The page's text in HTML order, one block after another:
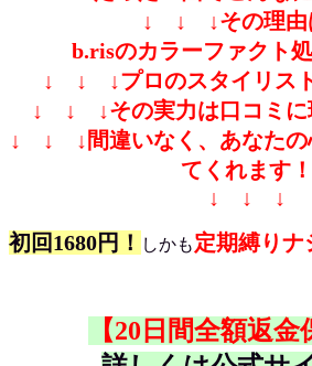
↓ ↓ ↓その理由
b.risのカラーファクト
↓ ↓ ↓プロのスタイリス
↓ ↓ ↓その実力は口コミに
↓ ↓ ↓ 間違いなく、あなた
てくれます！
↓ ↓ ↓
初回1680円！
しかも定期縛りナ
【20日間全額返金